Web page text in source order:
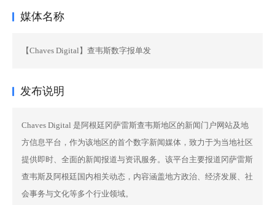
媒体名称
【Chaves Digital】查韦斯数字报单发
发布说明
Chaves Digital 是阿根廷冈萨雷斯查韦斯地区的新闻门户网站及地
方信息平台，作为该地区的首个数字新闻媒体，致力于为当地社区
提供即时、全面的新闻报道与资讯服务。该平台主要报道冈萨雷斯
查韦斯及阿根廷国内相关动态，内容涵盖地方政治、经济发展、社
会事务与文化等多个行业领域。